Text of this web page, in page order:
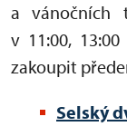
a vánočních
v 11:00,
zakoupit
Selský